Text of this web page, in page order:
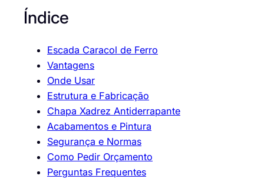
Índice
Escada Caracol de Ferro
Vantagens
Onde Usar
Estrutura e Fabricação
Chapa Xadrez Antiderrapante
Acabamentos e Pintura
Segurança e Normas
Como Pedir Orçamento
Perguntas Frequentes